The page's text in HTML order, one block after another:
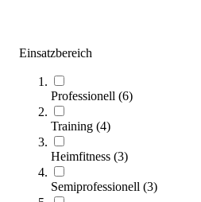
Einsatzbereich
Professionell (6)
Training (4)
Heimfitness (3)
Semiprofessionell (3)
BH Fitness® Indoor Bike Duke
2.037,00 €